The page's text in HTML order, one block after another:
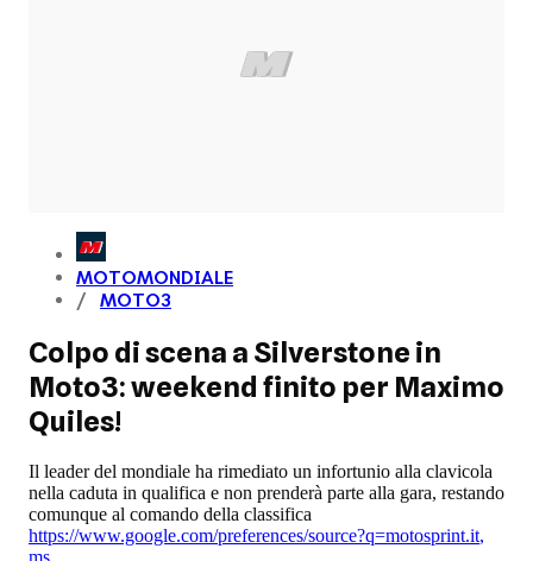
MOTOMONDIALE
MOTO3
Colpo di scena a Silverstone in
Moto3: weekend finito per Maximo
Quiles!
Il leader del mondiale ha rimediato un infortunio alla clavicola
nella caduta in qualifica e non prenderà parte alla gara, restando
comunque al comando della classifica
https://www.google.com/preferences/source?q=motosprint.it,